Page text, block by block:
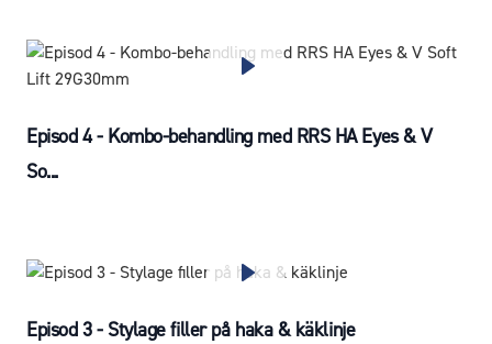
Episod 4 - Kombo-behandling med RRS HA Eyes & V
So...
Episod 3 - Stylage filler på haka & käklinje